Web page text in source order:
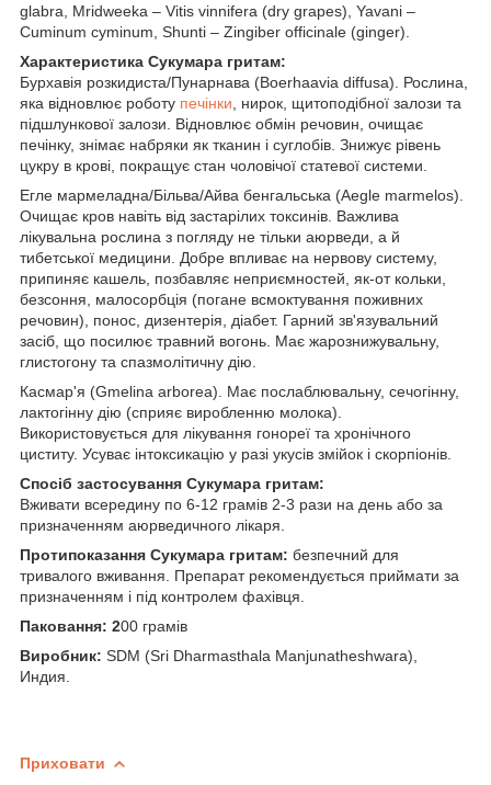
glabra, Mridweeka – Vitis vinnifera (dry grapes), Yavani –
Cuminum cyminum, Shunti – Zingiber officinale (ginger).
Характеристика Сукумара гритам:
Бурхавія розкидиста/Пунарнава (Boerhaavia diffusa). Рослина,
яка відновлює роботу печінки, нирок, щитоподібної залози та
підшлункової залози. Відновлює обмін речовин, очищає
печінку, знімає набряки як тканин і суглобів. Знижує рівень
цукру в крові, покращує стан чоловічої статевої системи.
Егле мармеладна/Більва/Айва бенгальська (Aegle marmelos).
Очищає кров навіть від застарілих токсинів. Важлива
лікувальна рослина з погляду не тільки аюрведи, а й
тибетської медицини. Добре впливає на нервову систему,
припиняє кашель, позбавляє неприємностей, як-от кольки,
безсоння, малосорбція (погане всмоктування поживних
речовин), понос, дизентерія, діабет. Гарний зв'язувальний
засіб, що посилює травний вогонь. Має жарознижувальну,
глистогону та спазмолітичну дію.
Касмар'я (Gmelina arborea). Має послаблювальну, сечогінну,
лактогінну дію (сприяє виробленню молока).
Використовується для лікування гонореї та хронічного
циститу. Усуває інтоксикацію у разі укусів змійок і скорпіонів.
Спосіб застосування Сукумара гритам:
Вживати всередину по 6-12 грамів 2-3 рази на день або за
призначенням аюрведичного лікаря.
Протипоказання Сукумара гритам: безпечний для
тривалого вживання. Препарат рекомендується приймати за
призначенням і під контролем фахівця.
Паковання: 200 грамів
Виробник: SDM (Sri Dharmasthala Manjunatheshwara),
Индия.
Приховати